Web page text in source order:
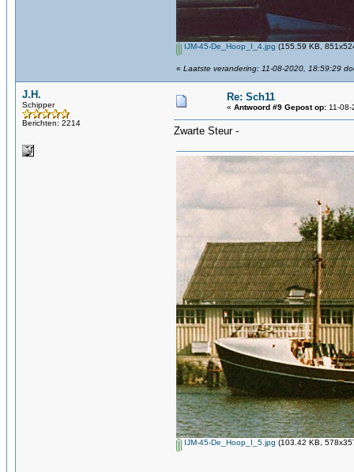
IJM-45-De_Hoop_I_4.jpg (155.59 KB,
« Laatste verandering: 11-08-2020, 18:59:29
J.H.
Schipper
Berichten: 2214
Re: Sch11
« Antwoord #9 Gepost op: 11-
Zwarte Steur -
IJM-45-De_Hoop_I_5.jpg (103.42 KB,